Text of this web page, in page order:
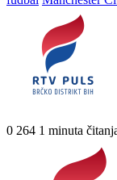
0 264 1 minuta